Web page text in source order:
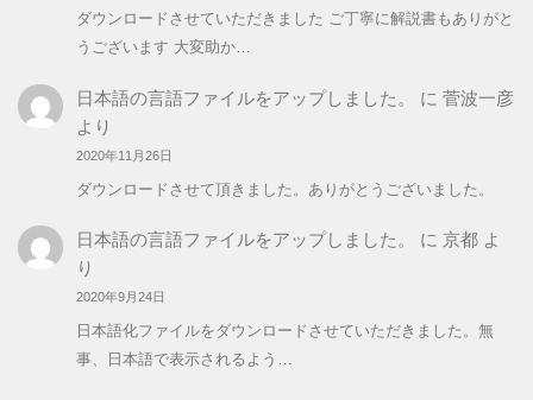
ダウンロードさせていただきました ご丁寧に解説書もありがと
うございます 大変助か…
日本語の言語ファイルをアップしました。 に 菅波一彦
より
2020年11月26日
ダウンロードさせて頂きました。ありがとうございました。
日本語の言語ファイルをアップしました。 に 京都よ
り
2020年9月24日
日本語化ファイルをダウンロードさせていただきました。無
事、日本語で表示されるよう…